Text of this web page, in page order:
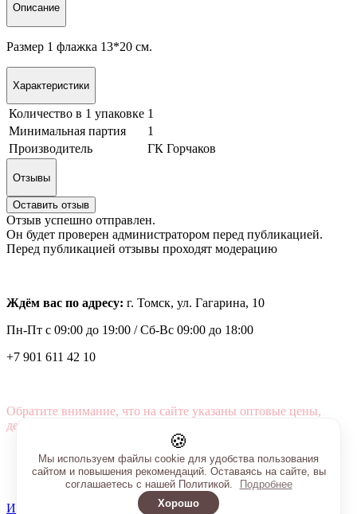
Описание
Размер 1 флажка 13*20 см.
Характеристики
Количество в 1 упаковке 1
Минимальная партия
1
Производитель
ГК Горчаков
Отзывы
Оставить отзыв
Отзыв успешно отправлен.
Он будет проверен администратором перед публикацией.
Перед публикацией отзывы проходят модерацию
Ждём вас по адресу: г. Томск, ул. Гагарина, 10
Пн-Пт с 09:00 до 19:00 /Сб-Вс 09:00 до 18:00
+7 901 611 42 10
Обратите внимание, что на сайте указаны оптовые цены,
действующие при первом заказе от 3000 рублей.
Интернет-магазин создан на InSales
🍪
Мы используем файлы cookie для удобства пользования
сайтом и повышения рекомендаций. Оставаясь на сайте, вы
соглашаетесь с нашей Политикой.
Подробнее
Хорошо